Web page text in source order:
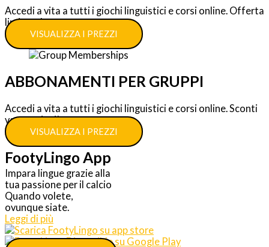
Accedi a vita a tutti i giochi linguistici e corsi online. Offerta
limitata!
VISUALIZZA I PREZZI
ABBONAMENTI PER GRUPPI
Accedi a vita a tutti i giochi linguistici e corsi online. Sconti
vantaggiosi!
VISUALIZZA I PREZZI
FootyLingo App
Impara lingue grazie alla
tua passione per il calcio
Quando volete,
ovunque siate.
Leggi di più